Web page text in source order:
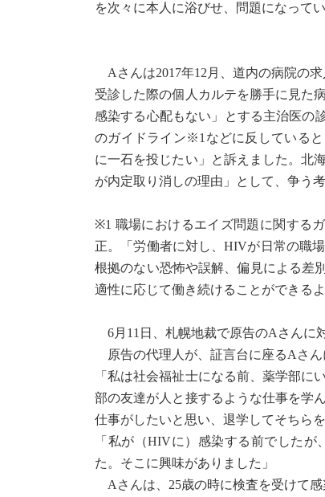
を次々に本人に浴びせ、問題になってい
Aさんは2017年12月、道内の病院の
受診した際の個人カルテを勝手に見た
感染する心配もない」とする主治医の
のガイドライン※1などに反している
に一石を投じたい」と訴えました。北
が内定取り消しの理由」として、争う
※1 職場におけるエイズ問題に関する
正。「労働者に対し、HIVが日常の職
根拠のない恐怖や誤解、偏見による差
適性に応じて働き続けることができる
6月11日、札幌地裁で原告のAさんに
原告の代理人が、証言台に座るAさん
「私は社会福祉士になる前、薬学部
部の友達が人と接するような仕事を学
仕事がしたいと思い、退学してそちら
「私が（HIVに）感染する前でした
た。そこに興味がありました」
Aさんは、25歳の時に検査を受けて感